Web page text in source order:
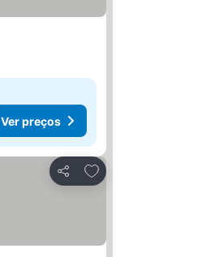
Ver preços
Partilhar
Adicionar aos favoritos